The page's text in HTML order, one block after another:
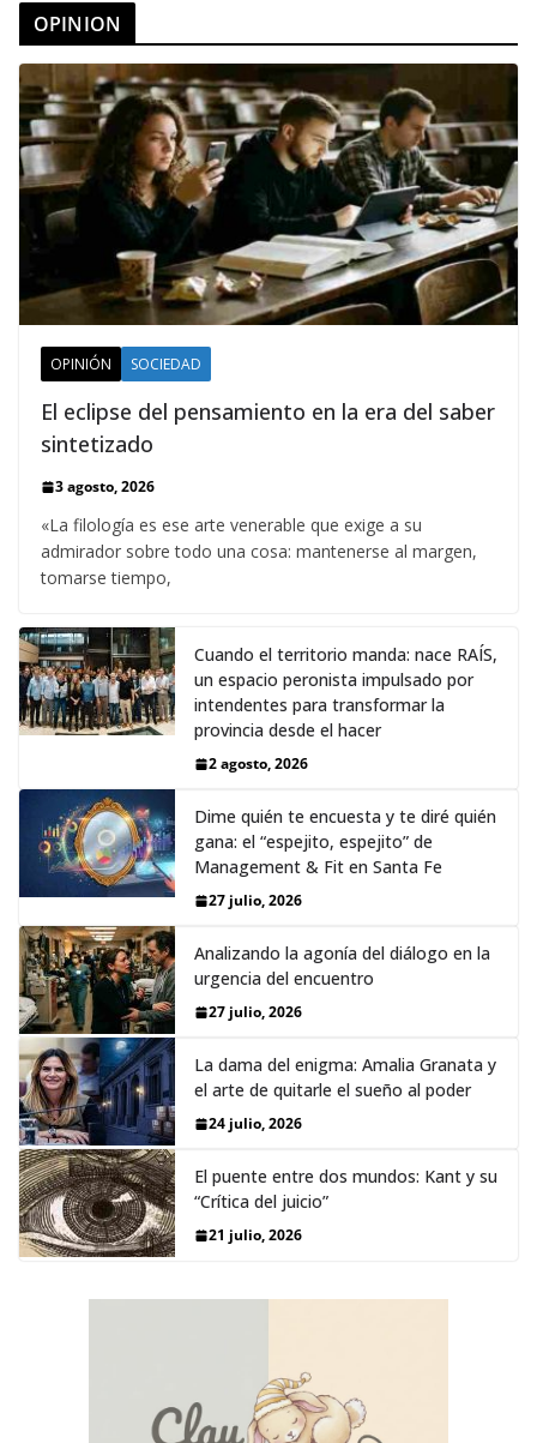
OPINION
OPINIÓN SOCIEDAD
El eclipse del pensamiento en la era del saber
sintetizado
3 agosto, 2026
«La filología es ese arte venerable que exige a su
admirador sobre todo una cosa: mantenerse al margen,
tomarse tiempo,
Cuando el territorio manda: nace RAÍS,
un espacio peronista impulsado por
intendentes para transformar la
provincia desde el hacer
2 agosto, 2026
Dime quién te encuesta y te diré quién
gana: el “espejito, espejito” de
Management & Fit en Santa Fe
27 julio, 2026
Analizando la agonía del diálogo en la
urgencia del encuentro
27 julio, 2026
La dama del enigma: Amalia Granata y
el arte de quitarle el sueño al poder
24 julio, 2026
El puente entre dos mundos: Kant y su
“Crítica del juicio”
21 julio, 2026